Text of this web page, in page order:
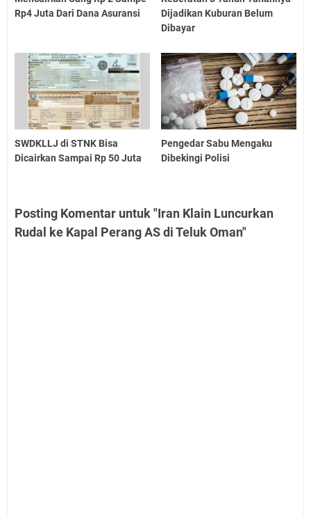
Rp4 Juta Dari Dana Asuransi
Dijadikan Kuburan Belum
Dibayar
SWDKLLJ di STNK Bisa
Dicairkan Sampai Rp 50 Juta
Pengedar Sabu Mengaku
Dibekingi Polisi
Posting Komentar untuk "Iran Klain Luncurkan
Rudal ke Kapal Perang AS di Teluk Oman"